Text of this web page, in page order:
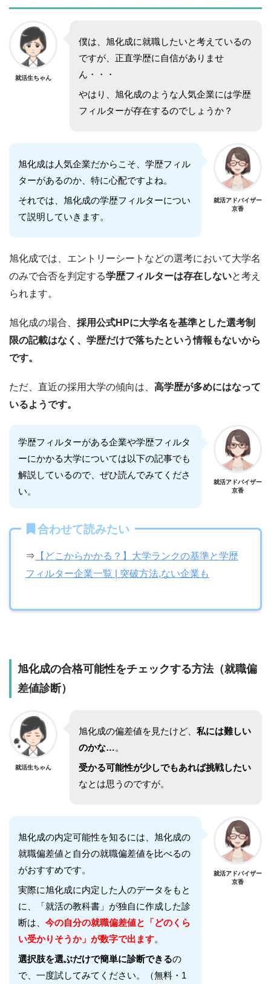
就活生ちゃん
僕は、旭化成に就職したいと考えているの
ですが、正直学歴に自信がありませ
ん・・・
やはり、旭化成のような人気企業には学歴
フィルターが存在するのでしょうか？
旭化成は人気企業だからこそ、学歴フィル
ターがあるのか、特に心配ですよね。
それでは、旭化成の学歴フィルターについ
て説明していきます。
就活アドバイザー
京香
旭化成では、エントリーシートなどの選考において大学名
のみで合否を判定する学歴フィルターは存在しないと考え
られます。
旭化成の場合、 採用公式HPに大学名を基準とした選考制
限の記載はなく、学歴だけで落ちたという情報もないから
です。
ただ、直近の採用大学の傾向は、 高学歴が多めにはなって
いるようです。
学歴フィルターがある企業や学歴フィルタ
ーにかかる大学については以下の記事でも
解説しているので、ぜひ読んでみてくださ
い。
就活アドバイザー
京香
合わせて読みたい
⇒ 【どこからかかる？】大学ランクの基準と学歴
フィルター企業一覧 | 突破方法,ない企業も
旭化成の合格可能性をチェックする方法（就職偏
差値診断）
就活生ちゃん
旭化成の偏差値を見たけど、 私には難しい
のかな…。
受かる可能性が少しでもあれば挑戦したい
なとは思うのですが。
旭化成の内定可能性を知るには、 旭化成の
就職偏差値と自分の就職偏差値を比べるの
がおすすめです。
実際に旭化成に内定した人のデータをもと
に、「就活の教科書」が独自に作成した診
断は、 今の自分の就職偏差値と「どのくら
い受かりそうか」が数字で出ます。
選択肢を選ぶだけで簡単に診断できるの
で、一度試してみてください。（無料・1
就活アドバイザー
京香